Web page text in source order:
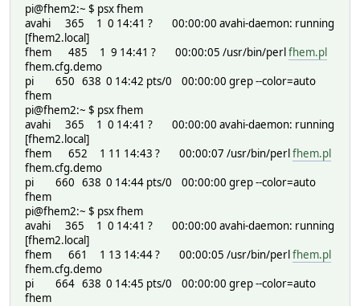
pi@fhem2:~ $ psx fhem
avahi 365 1 0 14:41 ? 00:00:00 avahi-daemon: running
[fhem2.local]
fhem 485 1 9 14:41 ? 00:00:05 /usr/bin/perlfhem.pl
fhem.cfg.demo
pi 650 638 0 14:42 pts/0 00:00:00 grep --color=auto
fhem
pi@fhem2:~ $ psx fhem
avahi 365 1 0 14:41 ? 00:00:00 avahi-daemon: running
[fhem2.local]
fhem 652 1 11 14:43 ? 00:00:07 /usr/bin/perlfhem.pl
fhem.cfg.demo
pi 660 638 0 14:44 pts/0 00:00:00 grep --color=auto
fhem
pi@fhem2:~ $ psx fhem
avahi 365 1 0 14:41 ? 00:00:00 avahi-daemon: running
[fhem2.local]
fhem 661 1 13 14:44 ? 00:00:05 /usr/bin/perlfhem.pl
fhem.cfg.demo
pi 664 638 0 14:45 pts/0 00:00:00 grep --color=auto
fhem